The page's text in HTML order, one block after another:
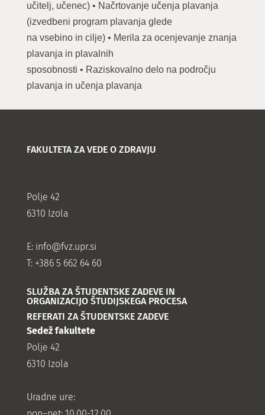
učitelj, učenec) • Načrtovanje učenja plavanja
(izvedbeni program plavanja glede
na vsebino in cilje) • Merila za ocenjevanje znanja
plavanja in plavalnih
sposobnosti • Raziskovalno delo na področju
plavanja in učenja plavanja
FAKULTETA ZA VEDE O ZDRAVJU
Polje 42
6310 Izola
E: info@fvz.upr.si
T: +386 5 662 64 60
SLUŽBA ZA ŠTUDENTSKE ZADEVE IN
ORGANIZACIJO ŠTUDIJSKEGA PROCESA
REFERATI ZA ŠTUDENTSKE ZADEVE
Sedež fakultete
Polje 42
6310 Izola
Uradne ure: